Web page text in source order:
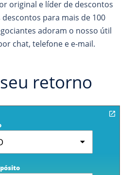
original e líder de descontos
para mais de 100
adoram o nosso útil
chat, telefone e e-mail.
retorno